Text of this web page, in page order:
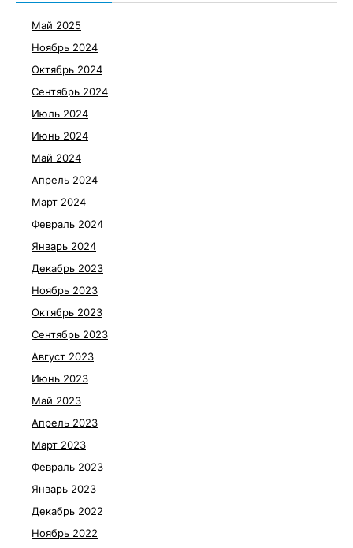
Май 2025
Ноябрь 2024
Октябрь 2024
Сентябрь 2024
Июль 2024
Июнь 2024
Май 2024
Апрель 2024
Март 2024
Февраль 2024
Январь 2024
Декабрь 2023
Ноябрь 2023
Октябрь 2023
Сентябрь 2023
Август 2023
Июнь 2023
Май 2023
Апрель 2023
Март 2023
Февраль 2023
Январь 2023
Декабрь 2022
Ноябрь 2022